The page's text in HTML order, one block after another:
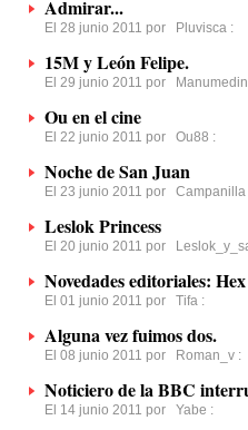
Admirar...
El 28 junio 2011 por Pluvisca :
15M y León Felipe.
El 29 junio 2011 por
Ou en el cine
El 22 junio 2011 por Ou88 :
Noche de San Juan
El 23 junio 2011 por Campanilla
Leslok Princess
El 20 junio 2011 por
Novedades editoriales:
El 01 junio 2011 por Tifa :
Alguna vez fuimos dos.
El 08 junio 2011 por Roman_v :
Noticiero de la BBC
El 14 junio 2011 por Yabe :